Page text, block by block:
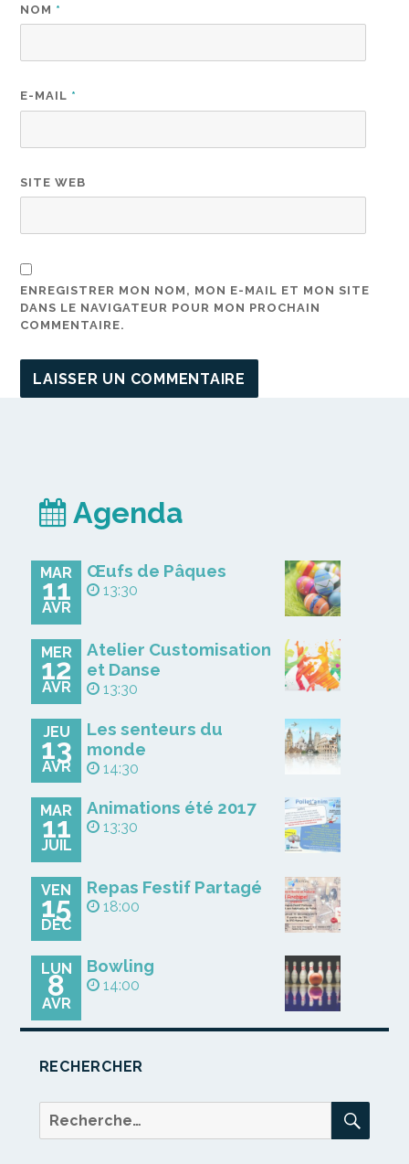
NOM *
E-MAIL *
SITE WEB
ENREGISTRER MON NOM, MON E-MAIL ET MON SITE
DANS LE NAVIGATEUR POUR MON PROCHAIN
COMMENTAIRE.
Agenda
MAR
11
AVR
Œufs de Pâques
13:30
MER
12
AVR
Atelier Customisation
et Danse
13:30
JEU
13
AVR
Les senteurs du
monde
14:30
MAR
11
JUIL
Animations été 2017
13:30
VEN
15
DÉC
Repas Festif Partagé
18:00
LUN
8
AVR
Bowling
14:00
RECHERCHER
Recherche